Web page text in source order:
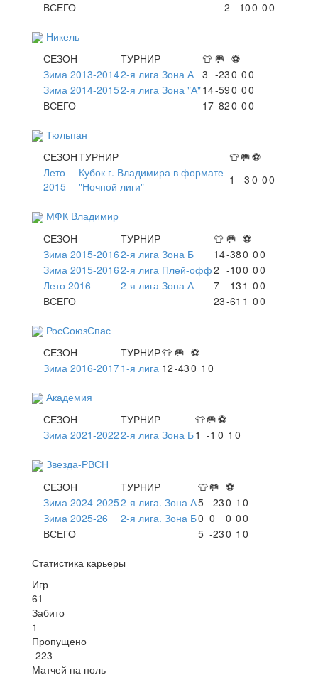
ВСЕГО
2 -100 00
Никель
СЕЗОН
ТУРНИР 👕 🥅 ⚽
Зима 2013-20142-я лига Зона А 3 -230 00
Зима 2014-20152-я лига Зона "А"14-590 00
ВСЕГО
17-820 00
Тюльпан
СЕЗОНТУРНИР 👕🥅⚽
Лето
2015
Кубок г. Владимира в формате
"Ночной лиги"
1 -3 0 00
МФК Владимир
СЕЗОН
ТУРНИР 👕 🥅 ⚽
Зима 2015-20162-я лига Зона Б 14-380 00
Зима 2015-20162-я лига Плей-офф2 -100 00
Лето 2016
2-я лига Зона А 7 -13 1 00
ВСЕГО
23-61 1 00
РосСоюзСпас
СЕЗОН
ТУРНИР👕 🥅 ⚽
Зима 2016-20171-я лига 12-430 1 0
Академия
СЕЗОН
ТУРНИР 👕🥅⚽
Зима 2021-20222-я лига Зона Б1 -1 0 1 0
Звезда-РВСН
СЕЗОН
ТУРНИР 👕🥅 ⚽
Зима 2024-20252-я лига. Зона А5 -230 1 0
Зима 2025-26
2-я лига. Зона Б0 0 0 00
ВСЕГО
5 -230 1 0
Статистика карьеры
Игр
61
Забито
1
Пропущено
-223
Матчей на ноль